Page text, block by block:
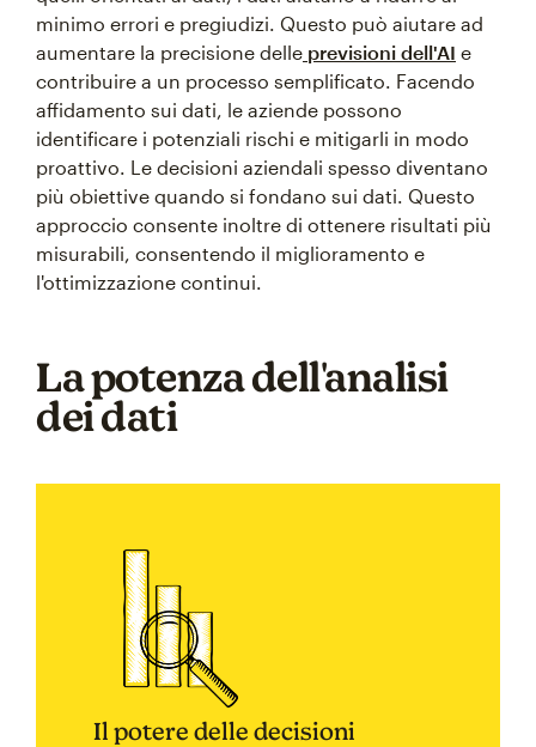
minimo errori e pregiudizi. Questo può aiutare ad
aumentare la precisione delle previsioni dell'AI e
contribuire a un processo semplificato. Facendo
affidamento sui dati, le aziende possono
identificare i potenziali rischi e mitigarli in modo
proattivo. Le decisioni aziendali spesso diventano
più obiettive quando si fondano sui dati. Questo
approccio consente inoltre di ottenere risultati più
misurabili, consentendo il miglioramento e
l'ottimizzazione continui.
La potenza dell'analisi
dei dati
Il potere delle decisioni